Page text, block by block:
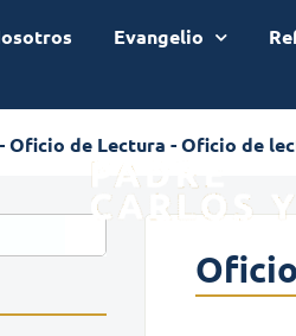
Evangelio
-Oficio de Lectura -Oficio de